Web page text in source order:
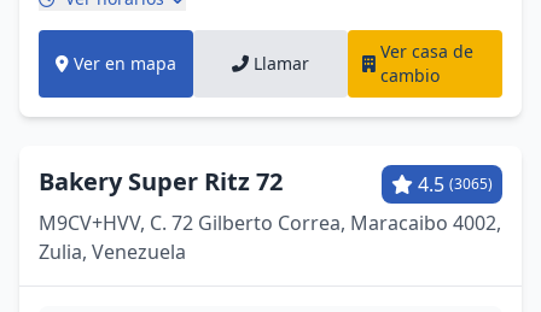
Ver en mapa Llamar
Ver casa de
cambio
Bakery Super Ritz 72 4.5 (3065)
M9CV+HVV, C. 72 Gilberto Correa, Maracaibo 4002,
Zulia, Venezuela